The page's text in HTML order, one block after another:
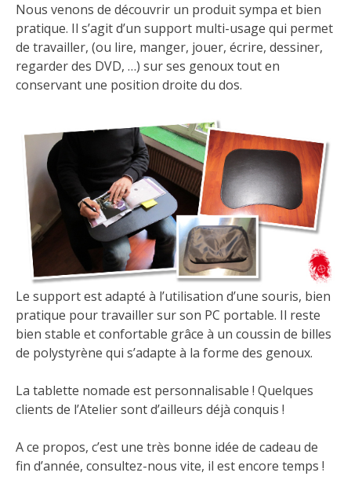
Nous venons de découvrir un produit sympa et bien
pratique. Il s’agit d’un support multi-usage qui permet
de travailler, (ou lire, manger, jouer, écrire, dessiner,
regarder des DVD, …) sur ses genoux tout en
conservant une position droite du dos.
Le support est adapté à l’utilisation d’une souris, bien
pratique pour travailler sur son PC portable. Il reste
bien stable et confortable grâce à un coussin de billes
de polystyrène qui s’adapte à la forme des genoux.
La tablette nomade est personnalisable ! Quelques
clients de l’Atelier sont d’ailleurs déjà conquis !
A ce propos, c’est une très bonne idée de cadeau de
fin d’année, consultez-nous vite, il est encore temps !